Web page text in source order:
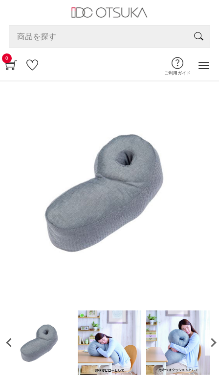
0
ご利用ガイド